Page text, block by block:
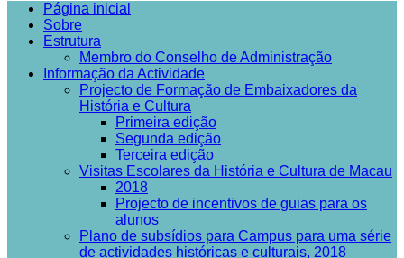
Página inicial
Sobre
Estrutura
Membro do Conselho de Administração
Informação da Actividade
Projecto de Formação de Embaixadores da
História e Cultura
Primeira edição
Segunda edição
Terceira edição
Visitas Escolares da História e Cultura de Macau
2018
Projecto de incentivos de guias para os
alunos
Plano de subsídios para Campus para uma série
de actividades históricas e culturais, 2018